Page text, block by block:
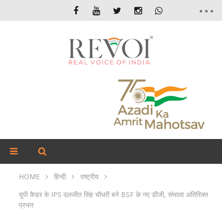
HOME हिन्दी
राष्ट्रीय
यूपी कैडर के IPS दलजीत सिंह चौधरी बने BSF के नए डीजी, संभाला अतिरिक्त
प्रभार